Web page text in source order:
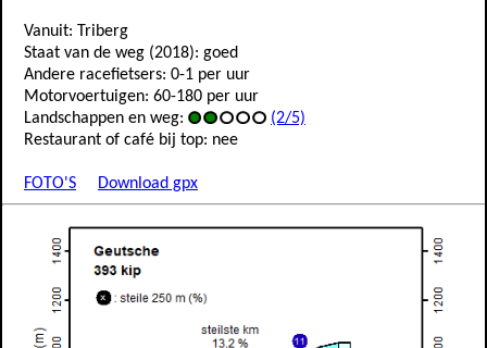
Vanuit: Triberg
Staat van de weg (2018): goed
Andere racefietsers: 0-1 per uur
Motorvoertuigen: 60-180 per uur
Landschappen en weg:
(2/5)
Restaurant of café bij top: nee
FOTO'S Download gpx